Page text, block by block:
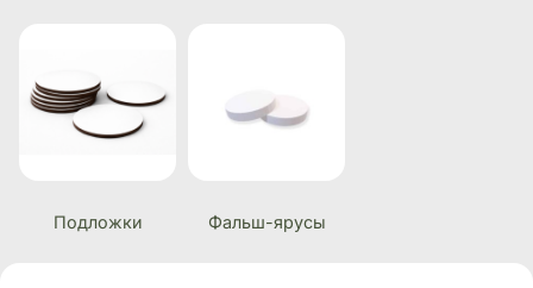
Подложки Фальш-ярусы